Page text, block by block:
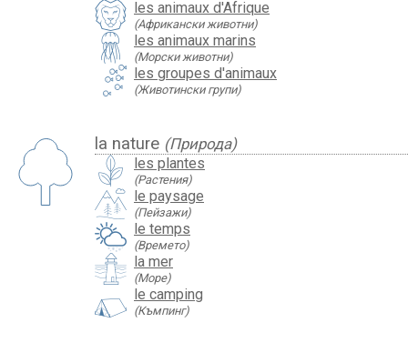
les animaux d'Afrique
(Африкански животни)
les animaux marins
(Морски животни)
les groupes d'animaux
(Животински групи)
la nature (Природа)
les plantes
(Растения)
le paysage
(Пейзажи)
le temps
(Времето)
la mer
(Море)
le camping
(Къмпинг)